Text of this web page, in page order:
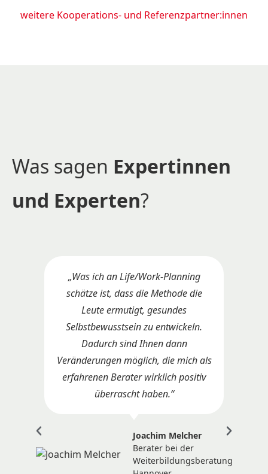
weitere Kooperations- und Referenzpartner:innen
Was sagen Expertinnen
und Experten?
„Was ich an Life/Work-Planning
schätze ist, dass die Methode die
Leute ermutigt, gesundes
Selbstbewusstsein zu entwickeln.
Dadurch sind Ihnen dann
Veränderungen möglich, die mich als
erfahrenen Berater wirklich positiv
überrascht haben.“
Joachim Melcher
Berater bei der
Weiterbildungsberatung